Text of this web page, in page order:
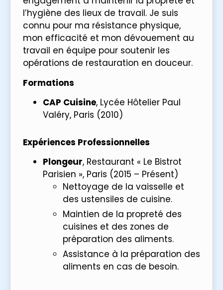
l’hygiène des lieux de travail. Je suis
connu pour ma résistance physique,
mon efficacité et mon dévouement au
travail en équipe pour soutenir les
opérations de restauration en douceur.
Formations
CAP Cuisine, Lycée Hôtelier Paul
Valéry, Paris (2010)
Expériences Professionnelles
Plongeur, Restaurant « Le Bistrot
Parisien », Paris (2015 – Présent)
Nettoyage de la vaisselle et
des ustensiles de cuisine.
Maintien de la propreté des
cuisines et des zones de
préparation des aliments.
Assistance à la préparation des
aliments en cas de besoin.